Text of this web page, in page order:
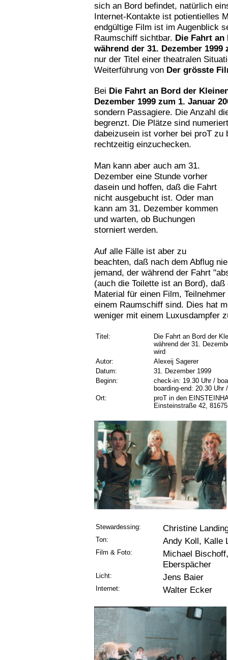
sich an Bord befindet, natürlich
Internet-Kontakte ist potientielles
endgültige Film ist im Augenblick
Raumschiff sichtbar. Die Fahrt
während der 31. Dezember 1999
nur der Titel einer theatralen
Weiterführung von Der grösste
Bei Die Fahrt an Bord der
Dezember 1999 zum 1. Januar
sondern Passagiere. Die Anzahl
begrenzt. Die Plätze sind
dabeizusein ist vorher bei proT zu
rechtzeitig einzuchecken.
Man kann aber auch am 31.
Dezember eine Stunde vorher
dasein und hoffen, daß die Fahrt
nicht ausgebucht ist. Oder man
kann am 31. Dezember kommen
und warten, ob Buchungen
storniert werden.
Auf alle Fälle ist aber zu
beachten, daß nach dem Abflug
jemand, der während der Fahrt
(auch die Toilette ist an Bord),
Material für einen Film,
einem Raumschiff sind. Dies hat
weniger mit einem Luxusdampfer
Titel:
Die Fahrt an Bord der
während der 31.
wird
Autor:
Alexeij Sagerer
Datum:
31. Dezember 1999
Beginn:
check-in: 19.30 Uhr /
boarding-end: 20.30 Uhr
Ort:
proT in den
Einsteinstraße 42,
Stewardessing: Christine
Ton: Andy Koll, Kalle
Film & Foto:
Michael
Eberspächer
Licht: Jens Baier
Internet: Walter Ecker